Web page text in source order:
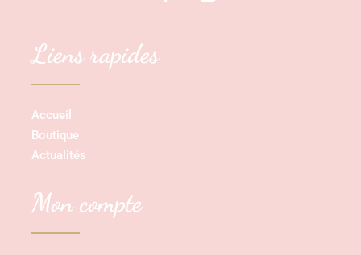
Liens rapides
Accueil
Boutique
Actualités
Mon compte